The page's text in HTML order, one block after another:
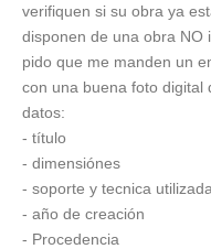
verifiquen si su obra ya
disponen de una obra NO
pido que me manden un
con una buena foto digital
datos:
- título
- dimensiónes
- soporte y tecnica utilizada,
- año de creación
- Procedencia